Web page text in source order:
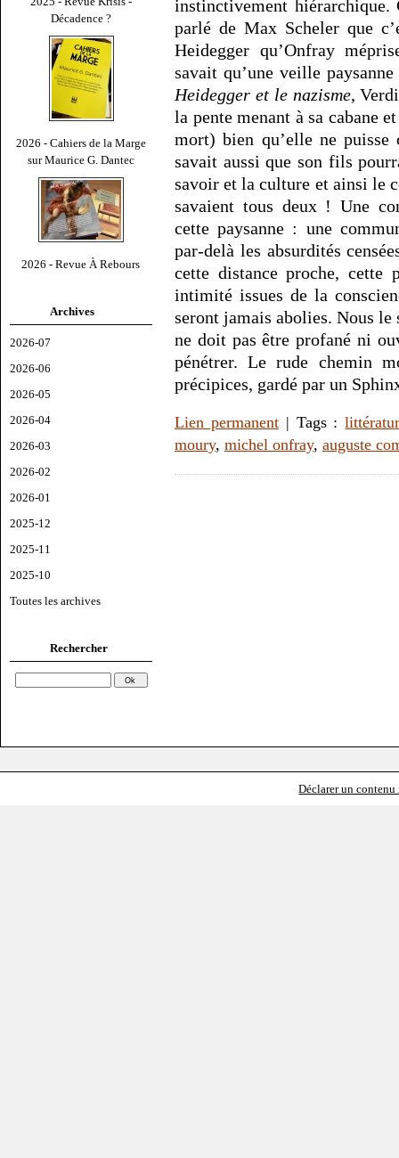
Décadence ?
2026 - Cahiers de la Marge
sur Maurice G. Dantec
2026 - Revue À Rebours
Archives
2026-07
2026-06
2026-05
2026-04
2026-03
2026-02
2026-01
2025-12
2025-11
2025-10
Toutes les archives
Rechercher
instinctivement hiérarchique.
parlé de Max Scheler que
Heidegger qu’Onfray
savait qu’une veille
Heidegger et le nazisme,
la pente menant à sa cabane
mort) bien qu’elle ne
savait aussi que son fils
savoir et la culture et ainsi le
savaient tous deux ! Une
cette paysanne : une
par-delà les absurdités
cette distance proche, cette
intimité issues de la
seront jamais abolies. Nous
ne doit pas être profané ni
pénétrer. Le rude chemin
précipices, gardé par un
Lien permanent| Tags :
moury, michel onfray, auguste
Déclarer un